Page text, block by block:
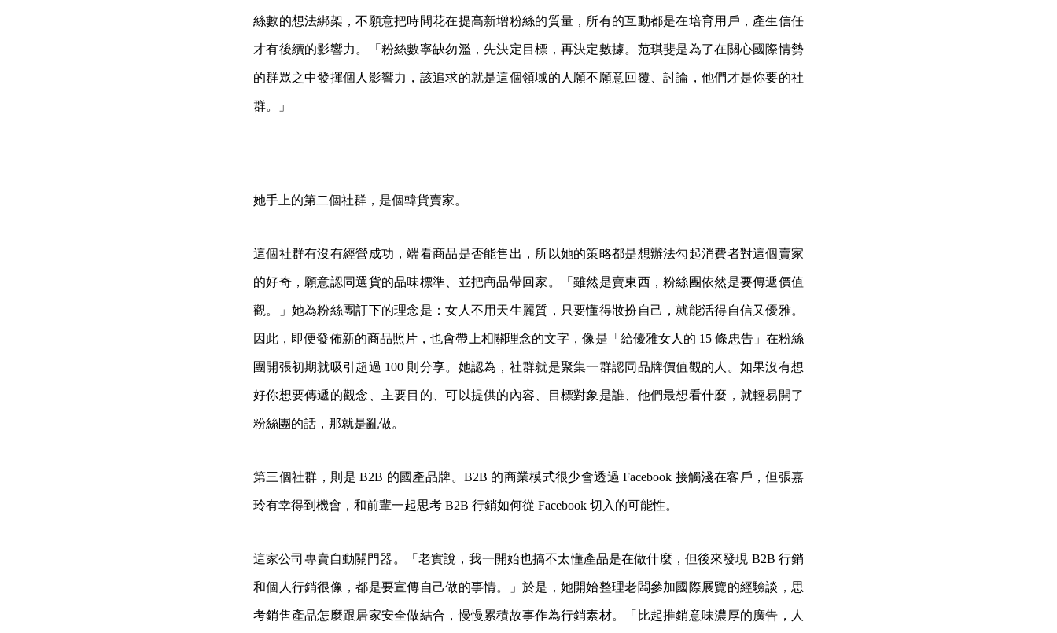
絲數的想法綁架，不願意把時間花在提高新增粉絲的質量，所有的互動都是在培育用戶，產生信任
才有後續的影響力。「粉絲數寧缺勿濫，先決定目標，再決定數據。范琪斐是為了在關心國際情勢
的群眾之中發揮個人影響力，該追求的就是這個領域的人願不願意回覆、討論，他們才是你要的社
群。」
她手上的第二個社群，是個韓貨賣家。
這個社群有沒有經營成功，端看商品是否能售出，所以她的策略都是想辦法勾起消費者對這個賣家
的好奇，願意認同選貨的品味標準、並把商品帶回家。「雖然是賣東西，粉絲團依然是要傳遞價值
觀。」她為粉絲團訂下的理念是：女人不用天生麗質，只要懂得妝扮自己，就能活得自信又優雅。
因此，即便發佈新的商品照片，也會帶上相關理念的文字，像是「給優雅女人的 15 條忠告」在粉絲
團開張初期就吸引超過 100 則分享。她認為，社群就是聚集一群認同品牌價值觀的人。如果沒有想
好你想要傳遞的觀念、主要目的、可以提供的內容、目標對象是誰、他們最想看什麼，就輕易開了
粉絲團的話，那就是亂做。
第三個社群，則是 B2B 的國產品牌。B2B 的商業模式很少會透過 Facebook 接觸淺在客戶，但張嘉
玲有幸得到機會，和前輩一起思考 B2B 行銷如何從 Facebook 切入的可能性。
這家公司專賣自動關門器。「老實說，我一開始也搞不太懂產品是在做什麼，但後來發現 B2B 行銷
和個人行銷很像，都是要宣傳自己做的事情。」於是，她開始整理老闆參加國際展覽的經驗談，思
考銷售產品怎麼跟居家安全做結合，慢慢累積故事作為行銷素材。「比起推銷意味濃厚的廣告，人